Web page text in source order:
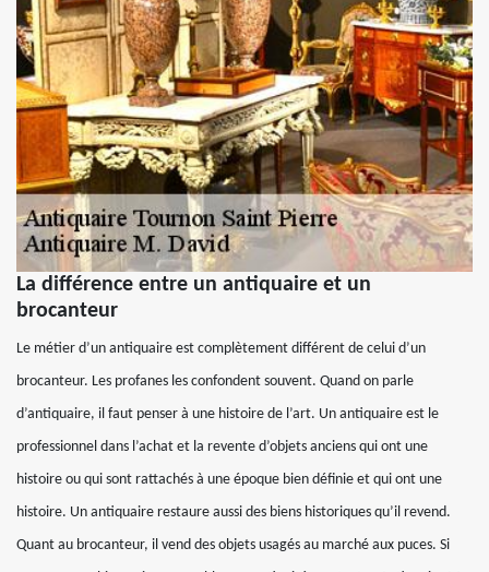
La différence entre un antiquaire et un
brocanteur
Le métier d’un antiquaire est complètement différent de celui d’un
brocanteur. Les profanes les confondent souvent. Quand on parle
d’antiquaire, il faut penser à une histoire de l’art. Un antiquaire est le
professionnel dans l’achat et la revente d’objets anciens qui ont une
histoire ou qui sont rattachés à une époque bien définie et qui ont une
histoire. Un antiquaire restaure aussi des biens historiques qu’il revend.
Quant au brocanteur, il vend des objets usagés au marché aux puces. Si